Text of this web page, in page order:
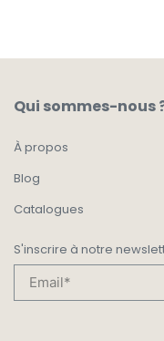
Qui sommes-nous
À propos
Blog
Catalogues
S'inscrire à notre